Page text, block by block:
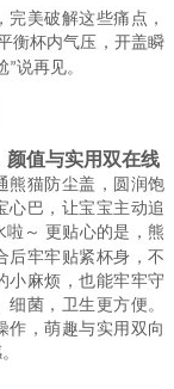
美破解这些痛点，
衡杯内气压，开盖瞬
”说再见。
颜值与实用双在线
熊猫防尘盖，圆润饱
心巴，让宝宝主动追
啦～ 更贴心的是，熊
后牢牢贴紧杯身，不
小麻烦，也能牢牢守
细菌 ，卫生 更方便。
作，萌趣与实用双向